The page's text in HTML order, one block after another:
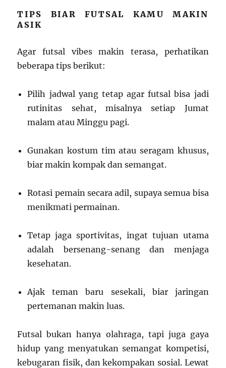
TIPS BIAR FUTSAL KAMU MAKIN
ASIK
Agar futsal vibes makin terasa, perhatikan
beberapa tips berikut:
Pilih jadwal yang tetap agar futsal bisa jadi
rutinitas sehat, misalnya setiap Jumat
malam atau Minggu pagi.
Gunakan kostum tim atau seragam khusus,
biar makin kompak dan semangat.
Rotasi pemain secara adil, supaya semua bisa
menikmati permainan.
Tetap jaga sportivitas, ingat tujuan utama
adalah bersenang-senang dan menjaga
kesehatan.
Ajak teman baru sesekali, biar jaringan
pertemanan makin luas.
Futsal bukan hanya olahraga, tapi juga gaya
hidup yang menyatukan semangat kompetisi,
kebugaran fisik, dan kekompakan sosial. Lewat